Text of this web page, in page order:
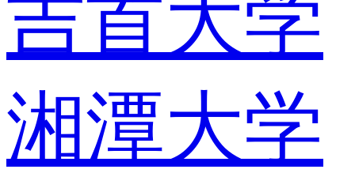
吉首大学
湘潭大学